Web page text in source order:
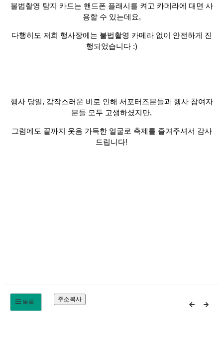
불법촬영 탐지 카드는 핸드폰 플래시를 켜고 카메라에 대면 사
용할 수 있는데요,
다행히도 저희 행사장에는 불법촬영 카메라 없이 안전하게 진
행되었습니다:)
행사 당일, 갑작스러운 비로 인해 서포터즈분들과 행사 참여자
분들 모두 고생하셨지만,
그럼에도 끝까지 웃음 가득한 얼굴로 축제를 즐겨주셔서 감사
드립니다!
목록